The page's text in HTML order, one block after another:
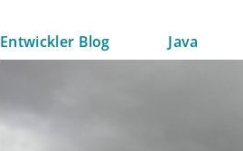
Entwickler Blog Java